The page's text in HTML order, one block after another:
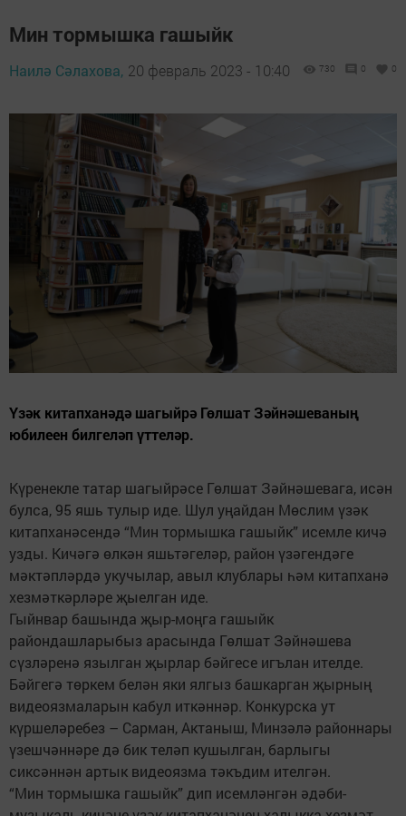
Мин тормышка гашыйк
Наилә Сәлахова, 20 февраль 2023 - 10:40 730 0 0
Үзәк китапханәдә шагыйрә Гөлшат Зәйнәшеваның
юбилеен билгеләп үттеләр.
Күренекле татар шагыйрәсе Гөлшат Зәйнәшевага, исән
булса, 95 яшь тулыр иде. Шул уңайдан Мөслим үзәк
китапханәсендә “Мин тормышка гашыйк” исемле кичә
узды. Кичәгә өлкән яшьтәгеләр, район үзәгендәге
мәктәпләрдә укучылар, авыл клублары һәм китапханә
хезмәткәрләре җыелган иде.
Гыйнвар башында җыр-моңга гашыйк
райондашларыбыз арасында Гөлшат Зәйнәшева
сүзләренә язылган җырлар бәйгесе игълан ителде.
Бәйгегә төркем белән яки ялгыз башкарган җырның
видеоязмаларын кабул иткәннәр. Конкурска ут
күршеләребез – Сарман, Актаныш, Минзәлә районнары
үзешчәннәре дә бик теләп кушылган, барлыгы
сиксәннән артык видеоязма тәкъдим ителгән.
“Мин тормышка гашыйк” дип исемләнгән әдәби-